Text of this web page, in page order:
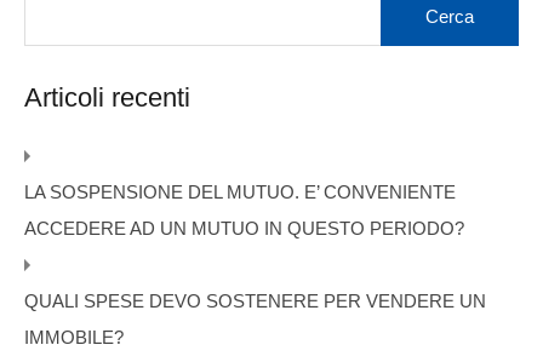
Articoli recenti
LA SOSPENSIONE DEL MUTUO. E’ CONVENIENTE
ACCEDERE AD UN MUTUO IN QUESTO PERIODO?
QUALI SPESE DEVO SOSTENERE PER VENDERE UN
IMMOBILE?